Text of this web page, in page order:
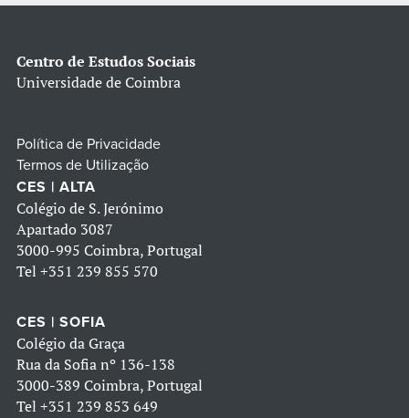
Centro de Estudos Sociais
Universidade de Coimbra
Política de Privacidade
Termos de Utilização
CES | ALTA
Colégio de S. Jerónimo
Apartado 3087
3000-995 Coimbra, Portugal
Tel +351 239 855 570
CES | SOFIA
Colégio da Graça
Rua da Sofia nº 136-138
3000-389 Coimbra, Portugal
Tel +351 239 853 649